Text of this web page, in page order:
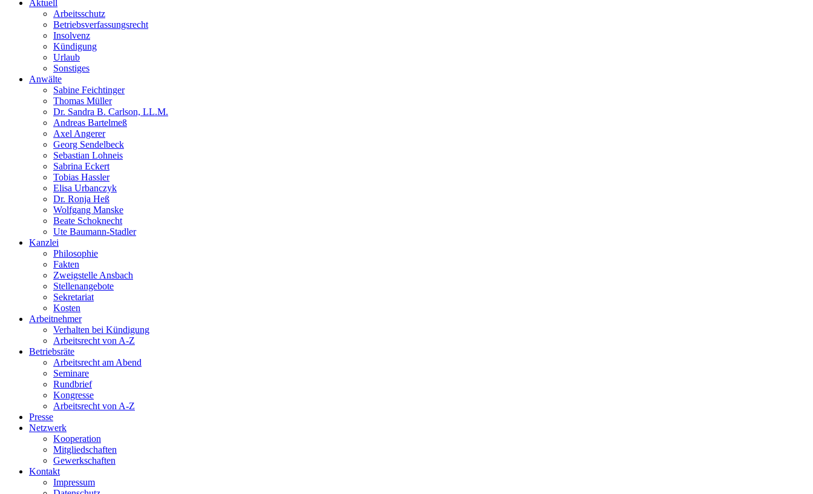
Aktuell
Arbeitsschutz
Betriebsverfassungsrecht
Insolvenz
Kündigung
Urlaub
Sonstiges
Anwälte
Sabine Feichtinger
Thomas Müller
Dr. Sandra B. Carlson, LL.M.
Andreas Bartelmeß
Axel Angerer
Georg Sendelbeck
Sebastian Lohneis
Sabrina Eckert
Tobias Hassler
Elisa Urbanczyk
Dr. Ronja Heß
Wolfgang Manske
Beate Schoknecht
Ute Baumann-Stadler
Kanzlei
Philosophie
Fakten
Zweigstelle Ansbach
Stellenangebote
Sekretariat
Kosten
Arbeitnehmer
Verhalten bei Kündigung
Arbeitsrecht von A-Z
Betriebsräte
Arbeitsrecht am Abend
Seminare
Rundbrief
Kongresse
Arbeitsrecht von A-Z
Presse
Netzwerk
Kooperation
Mitgliedschaften
Gewerkschaften
Kontakt
Impressum